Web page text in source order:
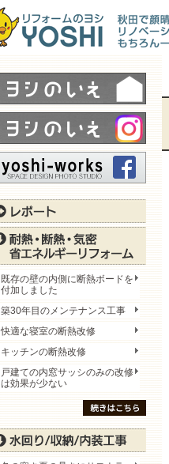
既存の壁の内側に断熱ボードを
付加しました
築30年目のメンテナンス工事
快適な寝室の断熱改修
キッチンの断熱改修
戸建ての内窓サッシのみの改修
は効果が少ない